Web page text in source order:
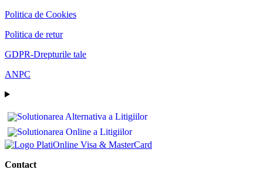
Politica de Cookies
Politica de retur
GDPR-Drepturile tale
ANPC
Contact